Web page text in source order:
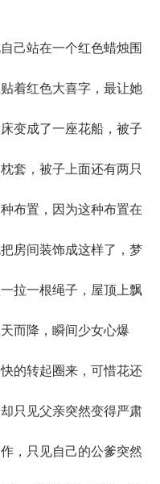
己站在一个红色蜡烛围
着红色大喜字，最让她
变成了一座花船，被子
套，被子上面还有两只
布置，因为这种布置在
房间装饰成这样了，梦
拉一根绳子，屋顶上飘
而降，瞬间少女心爆
的转起圈来，可惜花还
只见父亲突然变得严肃
，只见自己的公爹突然